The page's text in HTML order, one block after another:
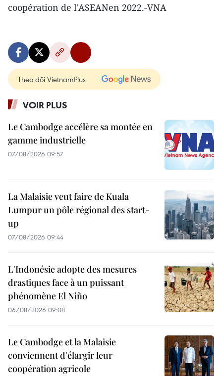
coopération de l'ASEANen 2022.-VNA
Theo dõi VietnamPlus
VOIR PLUS
Le Cambodge accélère sa montée en
gamme industrielle
07/08/2026 09:57
La Malaisie veut faire de Kuala
Lumpur un pôle régional des start-
up
07/08/2026 09:44
L'Indonésie adopte des mesures
drastiques face à un puissant
phénomène El Niño
06/08/2026 09:08
Le Cambodge et la Malaisie
conviennent d'élargir leur
coopération agricole